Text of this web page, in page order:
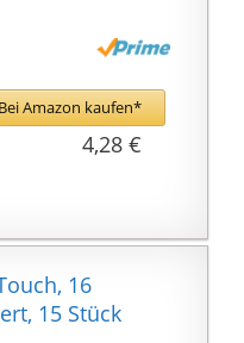
Amazon kaufen*
4,28 €
16
15 Stück